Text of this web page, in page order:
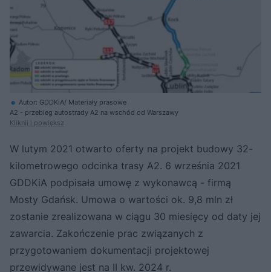
Autor: GDDKiA/ Materiały prasowe
A2 - przebieg autostrady A2 na wschód od Warszawy
Kliknij i powiększ
W lutym 2021 otwarto oferty na projekt budowy 32-
kilometrowego odcinka trasy A2. 6 września 2021
GDDKiA podpisała umowę z wykonawcą - firmą
Mosty Gdańsk. Umowa o wartości ok. 9,8 mln zł
zostanie zrealizowana w ciągu 30 miesięcy od daty jej
zawarcia. Zakończenie prac związanych z
przygotowaniem dokumentacji projektowej
przewidywane jest na II kw. 2024 r.